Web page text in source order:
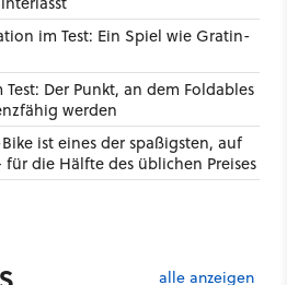
im Test: Ein Spiel wie Gratin-
Test: Der Punkt, an dem Foldables
werden
ist eines der spaßigsten, auf
die Hälfte des üblichen Preises
alle anzeigen